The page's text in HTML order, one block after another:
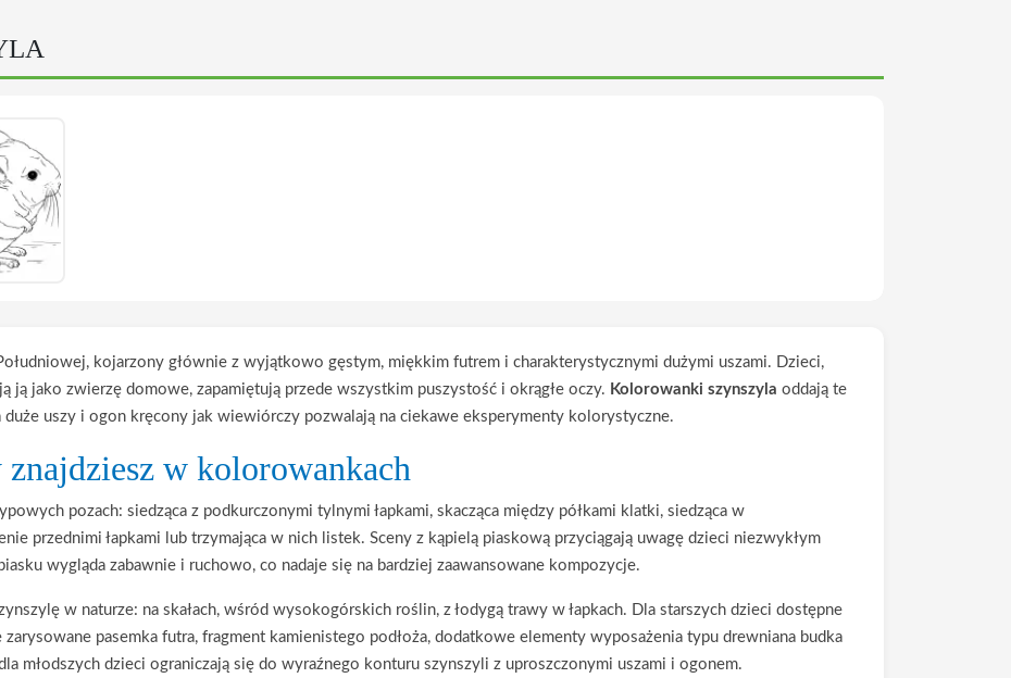
kojarzony głównie z wyjątkowo gęstym, miękkim futrem i charakterystycznymi dużymi uszami. Dzieci,
ją jako zwierzę domowe, zapamiętują przede wszystkim puszystość i okrągłe oczy. Kolorowanki szynszyla oddają te
duże uszy i ogon kręcony jak wiewiórczy pozwalają na ciekawe eksperymenty kolorystyczne.
w kolorowankach
pozach: siedząca z podkurczonymi tylnymi łapkami, skacząca między półkami klatki, siedząca w
przednimi łapkami lub trzymająca w nich listek. Sceny z kąpielą piaskową przyciągają uwagę dzieci niezwykłym
wygląda zabawnie i ruchowo, co nadaje się na bardziej zaawansowane kompozycje.
w naturze: na skałach, wśród wysokogórskich roślin, z łodygą trawy w łapkach. Dla starszych dzieci dostępne
pasemka futra, fragment kamienistego podłoża, dodatkowe elementy wyposażenia typu drewniana budka
młodszych dzieci ograniczają się do wyraźnego konturu szynszyli z uproszczonymi uszami i ogonem.